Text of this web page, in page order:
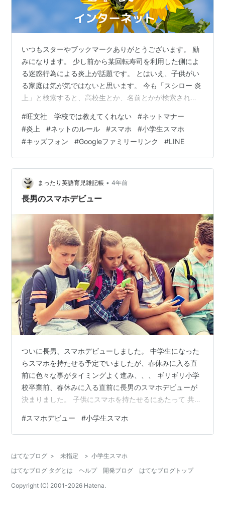
いつもスターやブックマークありがとうございます。 励
みになります。 少し前から某回転寿司を利用した側によ
る迷惑行為による炎上が話題です。 とはいえ、子供がい
る家庭は気が気ではないと思います。 今も「スシロー 炎
上」と検索すると、高校生とか、名前とかが検索されて
状態にし、にもかかわらず他の人が使える状態にすると
いう。。。 自分がされたら嫌な事は相手にしてはいけな
いという、割と最初に子供に教えるような話です。 それ
に便乗するような、話も続々出てきてます。 今から１０
年くらい前にバイトテロというものがあった事を、忘れ
てしまったのでしょうか。 お店が…
#旺文社 学校では教えてくれない #ネットマナー
#炎上 #ネットのルール #スマホ #小学生スマホ
#キッズフォン #Googleファミリーリンク #LINE
まったり英語育児雑記帳 • 4年前
長男のスマホデビュー
ついに長男、スマホデビューしました。 中学生になった
らスマホを持たせる予定でいましたが、春休みに入る直
前に色々な事がタイミングよく進み、、、 ギリギリ小学
校卒業前、春休みに入る直前に長男のスマホデビューが
決まりました。 子供にスマホを持たせるにあたって 共働
せる話が浮上していました。 放課後に連絡が取れないと
困るのではないか、何か子供に困ったことが起きた際の
段がないのは困る、などの理由です。 実際のところ、我
が家の場合は子供用のiPadで特に問題なく連絡が取れて
いました。 iPadに子供たち用の…
#スマホデビュー #小学生スマホ
はてなブログ > 未指定 > 小学生スマホ
はてなブログ タグとは
ヘルプ 開発ブログ
はてなブログトップ
Copyright (C) 2001-2026 Hatena.